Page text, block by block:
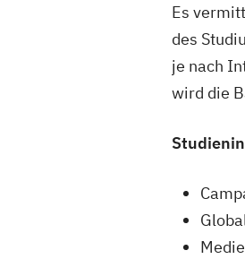
Es
des
je nach
wird die